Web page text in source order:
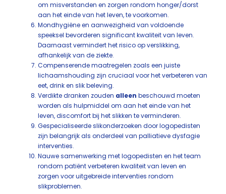
om misverstanden en zorgen rondom honger/dorst
aan het einde van het leven, te voorkomen.
Mondhygiëne en aanwezigheid van voldoende
speeksel bevorderen significant kwaliteit van leven.
Daarnaast vermindert het risico op verslikking,
afhankelijk van de ziekte.
Compenserende maatregelen zoals een juiste
lichaamshouding zijn cruciaal voor het verbeteren van
eet, drink en slik beleving.
Verdikte dranken zouden alleen beschouwd moeten
worden als hulpmiddel om aan het einde van het
leven, discomfort bij het slikken te verminderen.
Gespecialiseerde slikonderzoeken door logopedisten
zijn belangrijk als onderdeel van palliatieve dysfagie
interventies.
Nauwe samenwerking met logopedisten en het team
rondom patiënt verbeteren kwaliteit van leven en
zorgen voor uitgebreide interventies rondom
slikproblemen.